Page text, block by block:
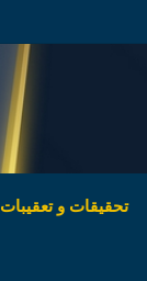
تحقيقات و تعقيبات